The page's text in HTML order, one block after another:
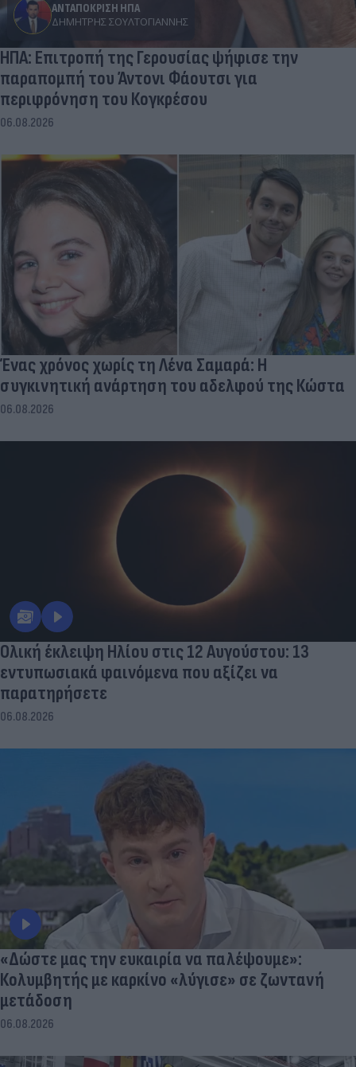
ΑΝΤΑΠΟΚΡΙΣΗ ΗΠΑ
ΔΗΜΉΤΡΗΣ ΣΟΥΛΤΟΓΙΆΝΝΗΣ
ΗΠΑ: Επιτροπή της Γερουσίας ψήφισε την
παραπομπή του Άντονι Φάουτσι για
περιφρόνηση του Κογκρέσου
06.08.2026
Ένας χρόνος χωρίς τη Λένα Σαμαρά: Η
συγκινητική ανάρτηση του αδελφού της Κώστα
06.08.2026
Ολική έκλειψη Ηλίου στις 12 Αυγούστου: 13
εντυπωσιακά φαινόμενα που αξίζει να
παρατηρήσετε
06.08.2026
«Δώστε μας την ευκαιρία να παλέψουμε»:
Κολυμβητής με καρκίνο «λύγισε» σε ζωντανή
μετάδοση
06.08.2026